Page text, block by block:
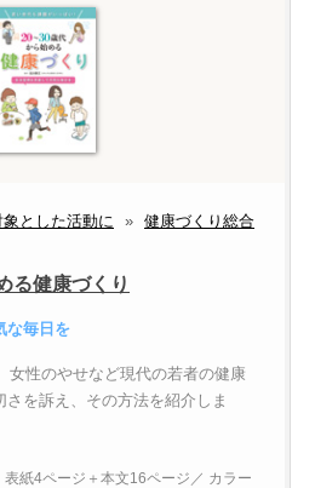
とした活動に » 健康づくり総合
る健康づくり
な毎日を
女性のやせなど現代の若者の健康
を訴え、その方法を紹介しま
表紙4ページ＋本文16ページ／ カラー